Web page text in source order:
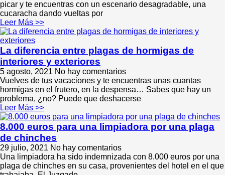
picar y te encuentras con un escenario desagradable, una
cucaracha dando vueltas por
Leer Más >>
La diferencia entre plagas de hormigas de
interiores y exteriores
5 agosto, 2021 No hay comentarios
Vuelves de tus vacaciones y te encuentras unas cuantas
hormigas en el frutero, en la despensa… Sabes que hay un
problema, ¿no? Puede que deshacerse
Leer Más >>
8.000 euros para una limpiadora por una plaga
de chinches
29 julio, 2021 No hay comentarios
Una limpiadora ha sido indemnizada con 8.000 euros por una
plaga de chinches en su casa, provenientes del hotel en el que